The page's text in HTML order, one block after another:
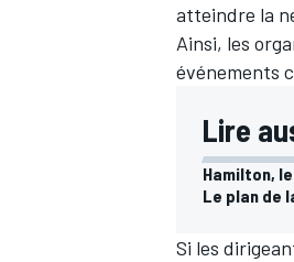
atteindre la
Ainsi, les
événements
Lire
Hamilton,
Le plan de
Si les